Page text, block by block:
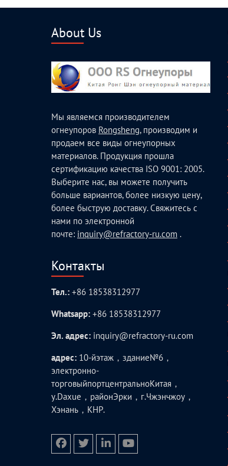
About Us
Мы являемся производителем
огнеупоров Rongsheng, производим и
продаем все виды огнеупорных
материалов. Продукция прошла
сертификацию качества ISO 9001: 2005.
Выберите нас, вы можете получить
больше вариантов, более низкую цену,
более быструю доставку. Свяжитесь с
нами по электронной
почте: inquiry@refractory-ru.com .
Контакты
Тел.: +86 18538312977
Whatsapp: +86 18538312977
Эл. адрес: inquiry@refractory-ru.com
адрес: 10-йэтаж，здание№6，
электронно-
торговыйпортцентральноКитая，
у.Daxue，районЭрки，г.Чжэнчжоу，
Хэнань，КНР.